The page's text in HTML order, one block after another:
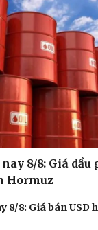
Câu
8/8: Giá
Hormuz
8/8: Giá bán USD